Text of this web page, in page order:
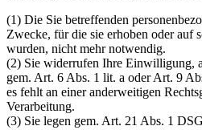
(1) Die Sie betreffenden
Zwecke, für die sie erhoben oder auf
wurden, nicht mehr notwendig.
(2) Sie widerrufen Ihre Einwilligung,
gem. Art. 6 Abs. 1 lit. a oder Art. 9
es fehlt an einer anderweitigen
Verarbeitung.
(3) Sie legen gem. Art. 21 Abs. 1